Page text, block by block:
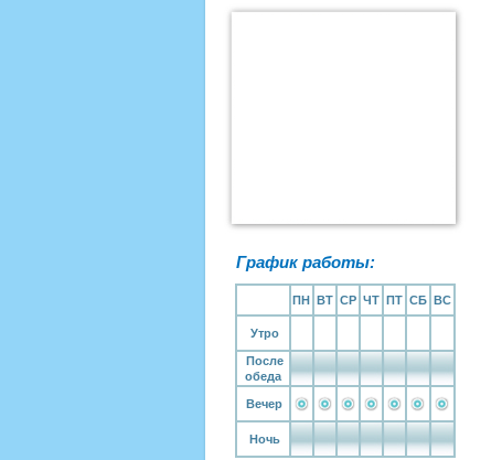
График работы:
ПН ВТ СР ЧТ ПТ СБ ВС
Утро
После
обеда
Вечер
Ночь